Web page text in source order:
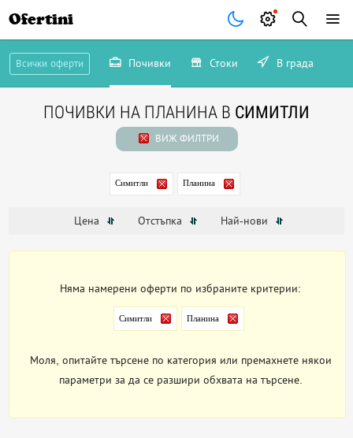
Ofertini
Всички оферти Почивки Стоки В града
ПОЧИВКИ НА ПЛАНИНА В СИМИТЛИ
ВИЖ ФИЛТРИ
Симитли Планина
Цена Отстъпка Най-нови
Няма намерени оферти по избраните критерии:
Симитли Планина
Моля, опитайте търсене по категория или премахнете някои
параметри за да се разшири обхвата на търсене.